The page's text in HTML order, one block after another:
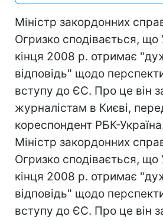
Міністр закордонних
Огризко сподівається, що
кінця 2008 р. отримає
відповідь" щодо
вступу до ЄС. Про це він
журналістам в Києві,
кореспондент РБК-
Міністр закордонних
Огризко сподівається, що
кінця 2008 р. отримає
відповідь" щодо
вступу до ЄС. Про це він